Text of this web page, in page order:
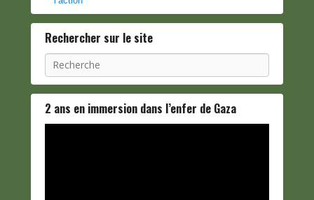
Rechercher sur le site
Recherche
2 ans en immersion dans l’enfer de Gaza